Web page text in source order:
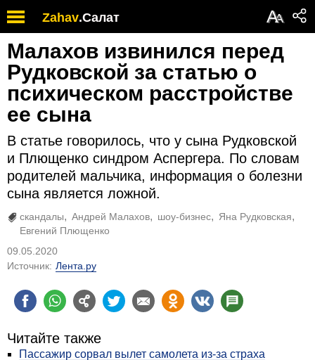
Zahav.Салат АА
Малахов извинился перед
Рудковской за статью о
психическом расстройстве
ее сына
В статье говорилось, что у сына Рудковской
и Плющенко синдром Аспергера. По словам
родителей мальчика, информация о болезни
сына является ложной.
скандалы Андрей Малахов шоу-бизнес
Яна Рудковская
Евгений Плющенко
09.05.2020
Источник: Лента.ру
Читайте также
Пассажир сорвал вылет самолета из-за страха